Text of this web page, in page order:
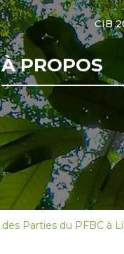
CIB
À PROPOS
Parties du PFBC à